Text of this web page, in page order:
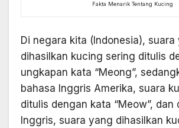
Fakta Menarik Tentang Kucing
Di negara kita (Indonesia), suara
dihasilkan kucing sering ditulis
ungkapan kata “Meong”,
bahasa Inggris Amerika, suara
ditulis dengan kata “Meow”, dan
Inggris, suara yang dihasilkan